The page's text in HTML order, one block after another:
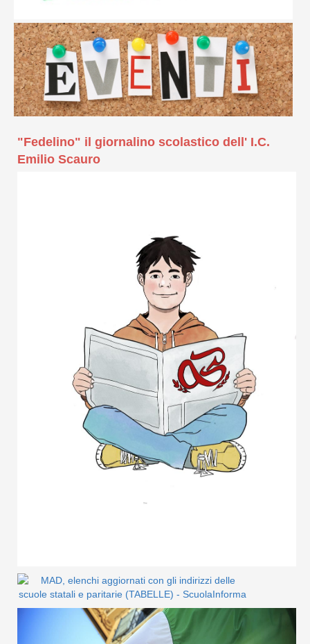
"Fedelino" il giornalino scolastico dell' I.C.
Emilio Scauro